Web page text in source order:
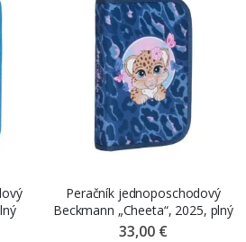
Peračník jednoposchodový
Beckmann „Cheeta“, 2025, plný
33,00 €